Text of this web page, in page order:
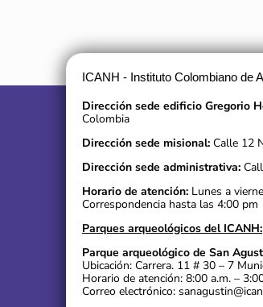
ICANH - Instituto Colombiano de
Dirección sede edificio Gregorio
Colombia
Dirección sede misional: Calle 12
Dirección sede administrativa:
Horario de atención: Lunes a
Correspondencia hasta las 4:00 pm
Parques arqueológicos del ICANH:
Parque arqueológico de San
Ubicación: Carrera. 11 # 30 – 7
Horario de atención: 8:00 a.m. –
Correo electrónico: